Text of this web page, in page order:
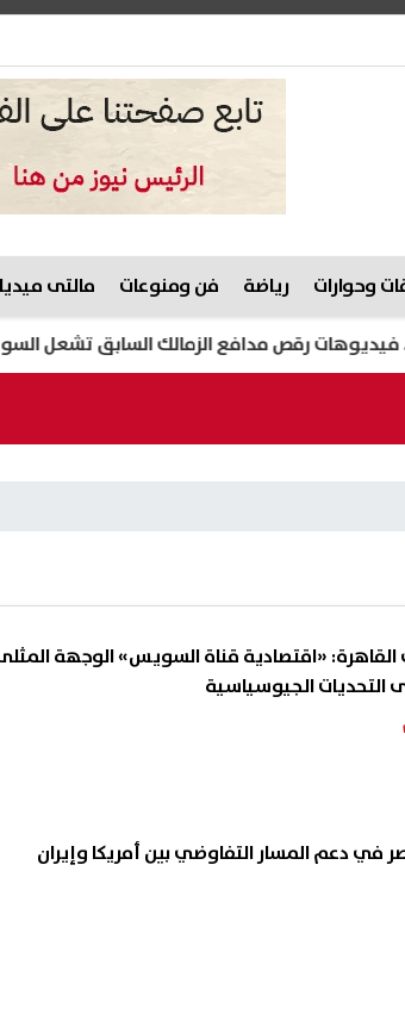
وحوارات رياضة فن ومنوعات مالتى ميديا
مدافع الزمالك السابق تشعل السوشيال ميديا
القاهرة: «اقتصادية قناة السويس» الوجهة
التحديات الجيوسياسية
في دعم المسار التفاوضي بين أمريكا وإيران